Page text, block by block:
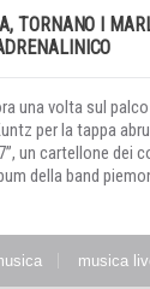
TORNANO I
una volta sul
per la tappa
un cartellone dei
della band
musica